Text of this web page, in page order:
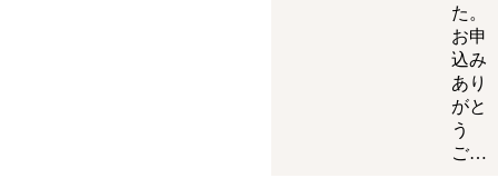
た。
お申
込み
あり
がと
う
ご…